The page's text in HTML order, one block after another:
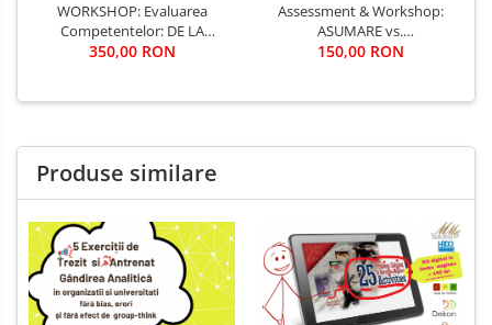
WORKSHOP: Evaluarea
Competentelor: DE LA
ORGANIGRAMA SI EVALUARE,
350,00 RON
Assessment & Workshop:
ASUMARE vs.
RESPONSABILITATE
EXPERIENCE ASSESSMENT
150,00 RON
Produse similare